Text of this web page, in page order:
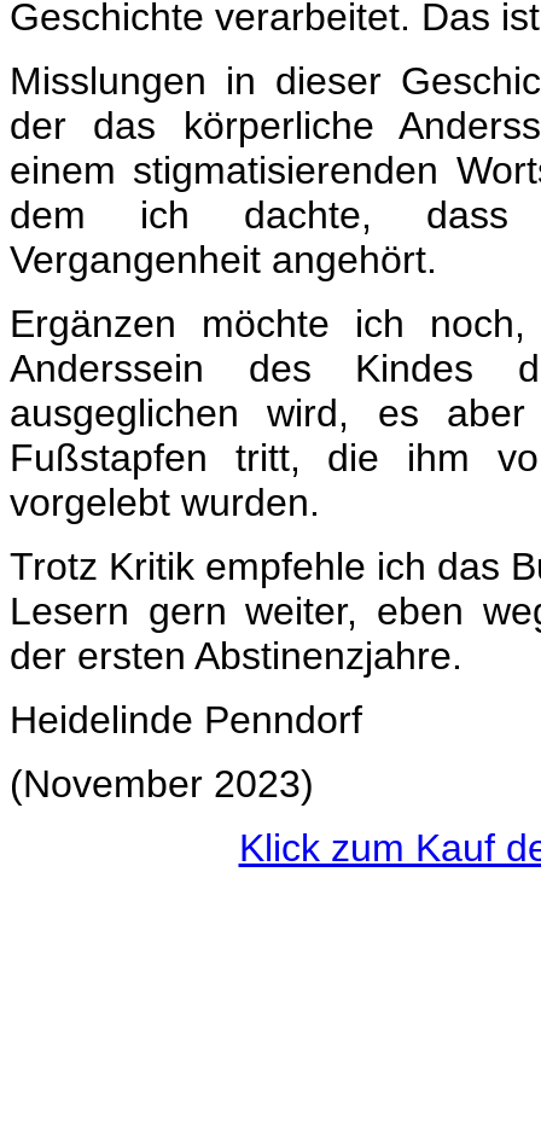
Geschichte verarbeitet. Das
Misslungen in dieser
der das körperliche
einem stigmatisierenden
dem ich dachte, dass
Vergangenheit angehört.
Ergänzen möchte ich
Anderssein des Kindes
ausgeglichen wird, es
Fußstapfen tritt, die ihm
vorgelebt wurden.
Trotz Kritik empfehle ich das
Lesern gern weiter, eben
der ersten Abstinenzjahre.
Heidelinde Penndorf
(November 2023)
Klick zum Kauf